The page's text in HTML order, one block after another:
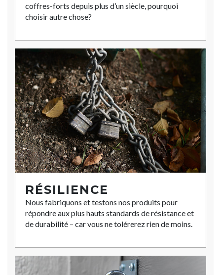
coffres-forts depuis plus d’un siècle, pourquoi
choisir autre chose?
RÉSILIENCE
Nous fabriquons et testons nos produits pour
répondre aux plus hauts standards de résistance et
de durabilité – car vous ne tolérerez rien de moins.